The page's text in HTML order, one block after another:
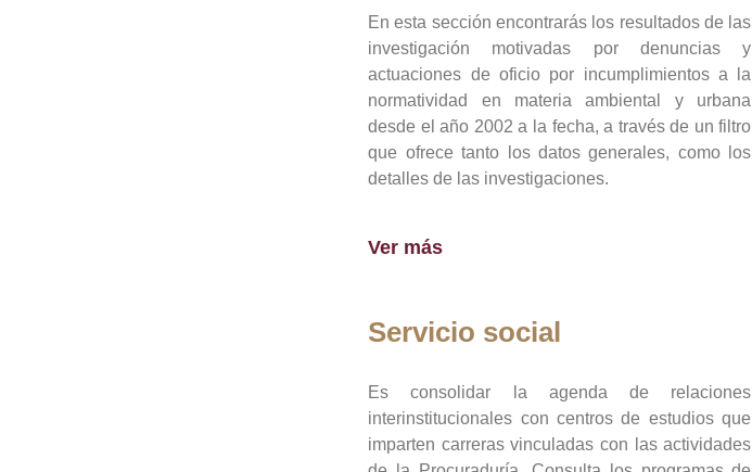
En esta sección encontrarás los resultados de las
investigación motivadas por denuncias y
actuaciones de oficio por incumplimientos a la
normatividad en materia ambiental y urbana
desde el año 2002 a la fecha, a través de un filtro
que ofrece tanto los datos generales, como los
detalles de las investigaciones.
Ver más
Servicio social
Es consolidar la agenda de relaciones
interinstitucionales con centros de estudios que
imparten carreras vinculadas con las actividades